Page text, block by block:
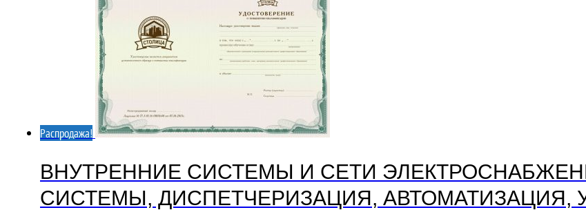
Распродажа!
ВНУТРЕННИЕ СИСТЕМЫ И СЕТИ
СИСТЕМЫ, ДИСПЕТЧЕРИЗАЦИЯ, АВТОМАТИЗАЦИЯ,